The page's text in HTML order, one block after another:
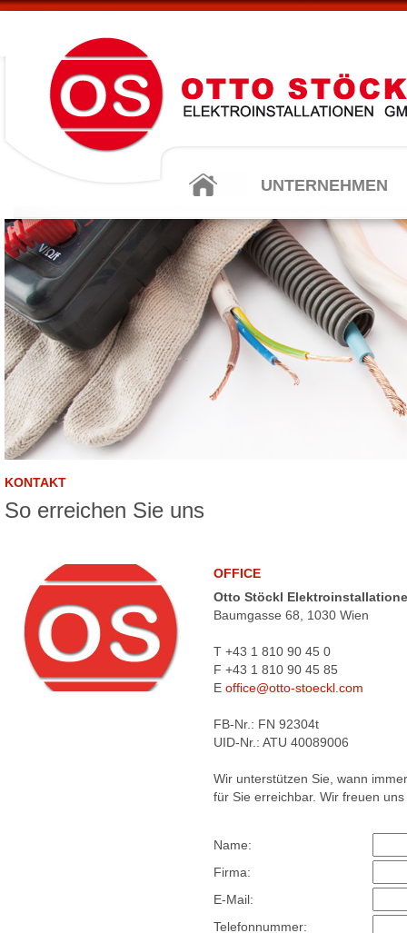
UNTERNEHMEN
KONTAKT
So erreichen Sie uns
OFFICE
Otto Stöckl
Baumgasse 68, 1030 Wien
T +43 1 810 90 45 0
F +43 1 810 90 45 85
E office@otto-stoeckl.com
FB-Nr.: FN 92304t
UID-Nr.: ATU 40089006
Wir unterstützen Sie, wann
für Sie erreichbar. Wir freuen
Name:
Firma:
E-Mail:
Telefonnummer: